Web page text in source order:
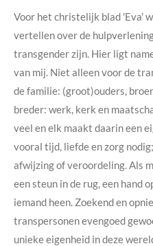
Voor het christelijk blad 'Eva'
vertellen over de
transgender zijn. Hier ligt
van mij. Niet alleen voor de
de familie: (groot)ouders,
breder: werk, kerk en
veel en elk maakt daarin een
vooral tijd, liefde en zorg
afwijzing of veroordeling. Als
een steun in de rug, een hand
iemand heen. Zoekend en
transpersonen evengoed
unieke eigenheid in deze